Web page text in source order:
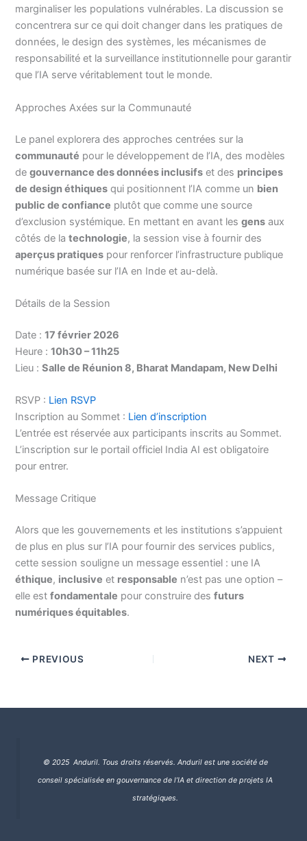
marginaliser les populations vulnérables. La discussion se
concentrera sur ce qui doit changer dans les pratiques de
données, le design des systèmes, les mécanismes de
responsabilité et la surveillance institutionnelle pour garantir
que l’IA serve véritablement tout le monde.
Approches Axées sur la Communauté
Le panel explorera des approches centrées sur la
communauté pour le développement de l’IA, des modèles
degouvernance des données inclusifs et des principes
de design éthiques qui positionnent l’IA comme un bien
public de confiance plutôt que comme une source
d’exclusion systémique. En mettant en avant lesgens aux
côtés de latechnologie, la session vise à fournir des
aperçus pratiques pour renforcer l’infrastructure publique
numérique basée sur l’IA en Inde et au-delà.
Détails de la Session
Date :17 février 2026
Heure :10h30 – 11h25
Lieu :Salle de Réunion 8, Bharat Mandapam, New Delhi
RSVP : Lien RSVP
Inscription au Sommet : Lien d’inscription
L’entrée est réservée aux participants inscrits au Sommet.
L’inscription sur le portail officiel India AI est obligatoire
pour entrer.
Message Critique
Alors que les gouvernements et les institutions s’appuient
de plus en plus sur l’IA pour fournir des services publics,
cette session souligne un message essentiel : une IA
éthique, inclusive et responsable n’est pas une option –
elle estfondamentale pour construire desfuturs
numériques équitables.
PREVIOUS NEXT
© 2025 Anduril. Tous droits réservés. Anduril est une société de
conseil spécialisée en gouvernance de l’IA et direction de projets IA
stratégiques.